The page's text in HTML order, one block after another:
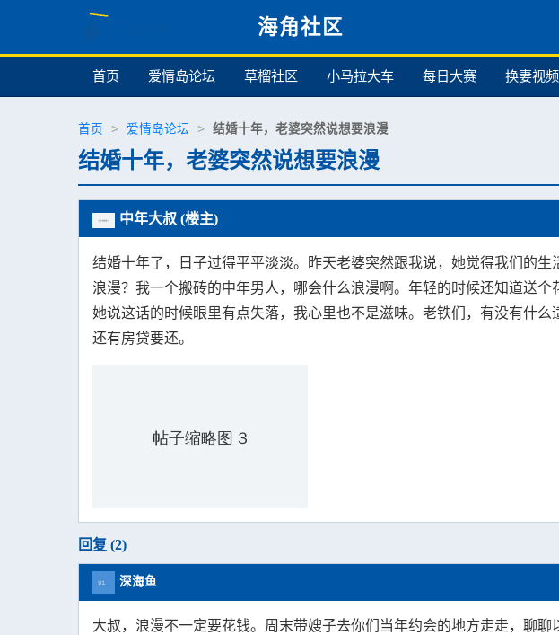
海角社区
首页 爱情岛论坛 草榴社区 小马拉大车 每日大赛 换妻视频
首页 > 爱情岛论坛 > 结婚十年，老婆突然说想要浪漫
结婚十年，老婆突然说想要浪漫
中年大叔 (楼主)
结婚十年了，日子过得平平淡淡。昨天老婆突然跟我说，她觉得我们的生
浪漫？我一个搬砖的中年男人，哪会什么浪漫啊。年轻的时候还知道送
她说这话的时候眼里有点失落，我心里也不是滋味。老铁们，有没有什
还有房贷要还。
回复 (2)
深海鱼
大叔，浪漫不一定要花钱。周末带嫂子去你们当年约会的地方走走，聊聊